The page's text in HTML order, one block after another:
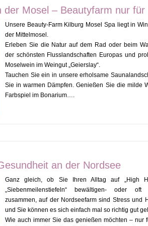
Mosel – Beautyfarm nur für
Unsere Beauty-Farm Kilburg Mosel Spa liegt in
der Mittelmosel.
Erleben Sie die Natur auf dem Rad oder beim
der schönsten Flusslandschaften Europas und
Moselwein im Weingut „Geierslay“.
Tauchen Sie ein in unsere erholsame
Sie in warmen Dämpfen. Genießen Sie die milde
Farbspiel im Bonarium….
an der Nordsee
Ganz gleich, ob Sie Ihren Alltag auf „High
„Siebenmeilenstiefeln“ bewältigen- oder
zusammen, auf der Nordseefarm sind Stress und
und Sie können es sich einfach mal so richtig gut
Wie auch immer Sie das genießen möchten – nur